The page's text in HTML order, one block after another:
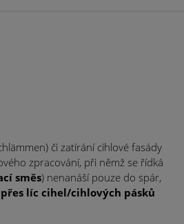
či zatírání cihlové fasády
zpracování, při němž se řídká
směs) nenanáší pouze do spár,
líc cihel/cihlových pásků